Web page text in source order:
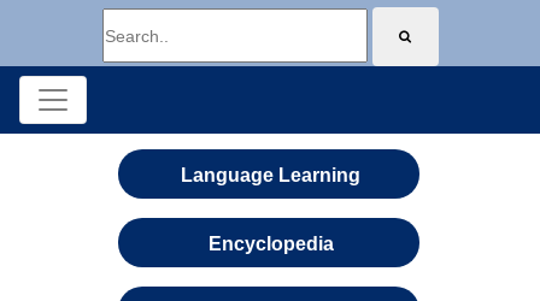
Language Learning
Encyclopedia